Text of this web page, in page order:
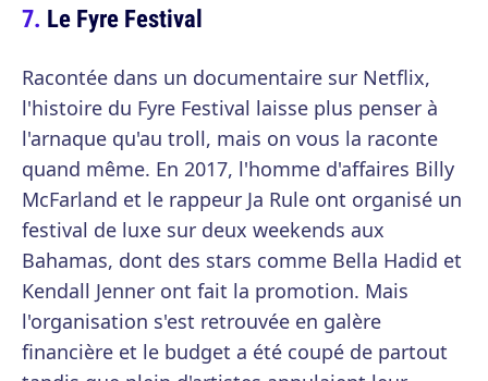
Le Fyre Festival
Racontée dans un documentaire sur Netflix,
l'histoire du Fyre Festival laisse plus penser à
l'arnaque qu'au troll, mais on vous la raconte
quand même. En 2017, l'homme d'affaires Billy
McFarland et le rappeur Ja Rule ont organisé un
festival de luxe sur deux weekends aux
Bahamas, dont des stars comme Bella Hadid et
Kendall Jenner ont fait la promotion. Mais
l'organisation s'est retrouvée en galère
financière et le budget a été coupé de partout